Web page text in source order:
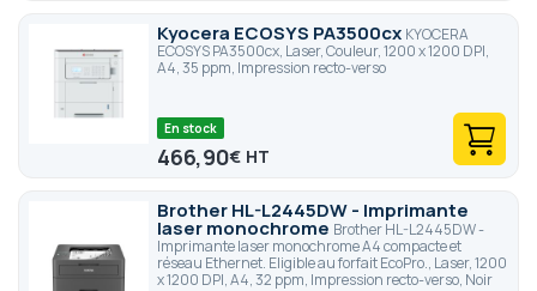
Kyocera ECOSYS PA3500cx KYOCERA
ECOSYS PA3500cx, Laser, Couleur, 1200 x 1200 DPI,
A4, 35 ppm, Impression recto-verso
En stock
466,90€
Brother HL-L2445DW - Imprimante
laser monochrome Brother HL-L2445DW -
Imprimante laser monochrome A4 compacte et
réseau Ethernet. Eligible au forfait EcoPro., Laser, 1200
x 1200 DPI, A4, 32 ppm, Impression recto-verso, Noir